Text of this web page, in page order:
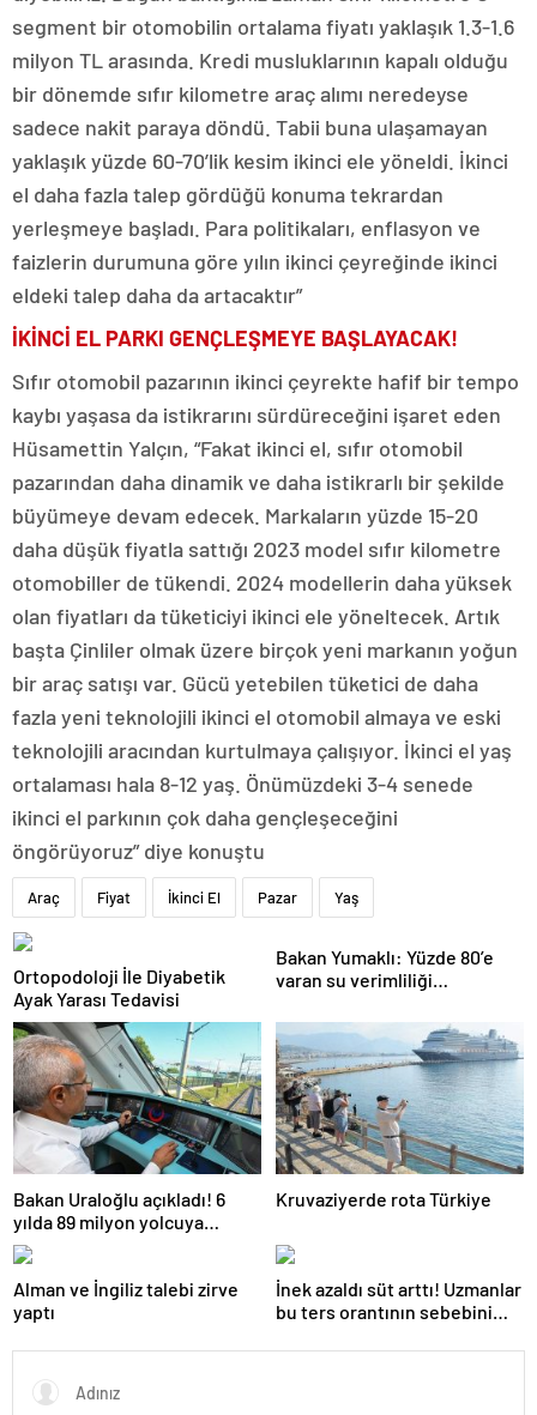
segment bir otomobilin ortalama fiyatı yaklaşık 1.3-1.6
milyon TL arasında. Kredi musluklarının kapalı olduğu
bir dönemde sıfır kilometre araç alımı neredeyse
sadece nakit paraya döndü. Tabii buna ulaşamayan
yaklaşık yüzde 60-70’lik kesim ikinci ele yöneldi. İkinci
el daha fazla talep gördüğü konuma tekrardan
yerleşmeye başladı. Para politikaları, enflasyon ve
faizlerin durumuna göre yılın ikinci çeyreğinde ikinci
eldeki talep daha da artacaktır”
İKİNCİ EL PARKI GENÇLEŞMEYE BAŞLAYACAK!
Sıfır otomobil pazarının ikinci çeyrekte hafif bir tempo
kaybı yaşasa da istikrarını sürdüreceğini işaret eden
Hüsamettin Yalçın, “Fakat ikinci el, sıfır otomobil
pazarından daha dinamik ve daha istikrarlı bir şekilde
büyümeye devam edecek. Markaların yüzde 15-20
daha düşük fiyatla sattığı 2023 model sıfır kilometre
otomobiller de tükendi. 2024 modellerin daha yüksek
olan fiyatları da tüketiciyi ikinci ele yöneltecek. Artık
başta Çinliler olmak üzere birçok yeni markanın yoğun
bir araç satışı var. Gücü yetebilen tüketici de daha
fazla yeni teknolojili ikinci el otomobil almaya ve eski
teknolojili aracından kurtulmaya çalışıyor. İkinci el yaş
ortalaması hala 8-12 yaş. Önümüzdeki 3-4 senede
ikinci el parkının çok daha gençleşeceğini
öngörüyoruz” diye konuştu
Araç Fiyat İkinci El Pazar Yaş
Ortopodoloji İle Diyabetik
Ayak Yarası Tedavisi
Bakan Yumaklı: Yüzde 80’e
varan su verimliliği
Bakan Uraloğlu açıkladı! 6
yılda 89 milyon yolcuya
hizmet verdi
Kruvaziyerde rota Türkiye
Alman ve İngiliz talebi zirve
yaptı
İnek azaldı süt arttı! Uzmanlar
bu ters orantının sebebini